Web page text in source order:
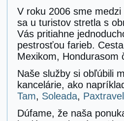
V roku 2006 sme
sa u turistov stretla s
Vás pritiahne
pestrosťou farieb.
Mexikom, Hondurasom
Naše služby si obľúbili
kancelárie, ako
Tam, Soleada, Paxtravel
Dúfame, že naša